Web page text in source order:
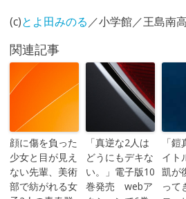
(c)とよ田みのる ／小学館／王島南
関連記事
顔に傷を負った
少女と目が見え
ない先輩、美術
部で紡がれる女
「真逆な2人は
どうにもデキな
い。」電子版10
巻発売 webア
「
イト
凱が
って